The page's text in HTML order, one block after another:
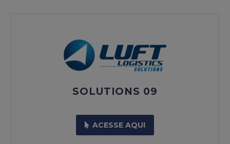
SOLUTIONS 09
ACESSE AQUI